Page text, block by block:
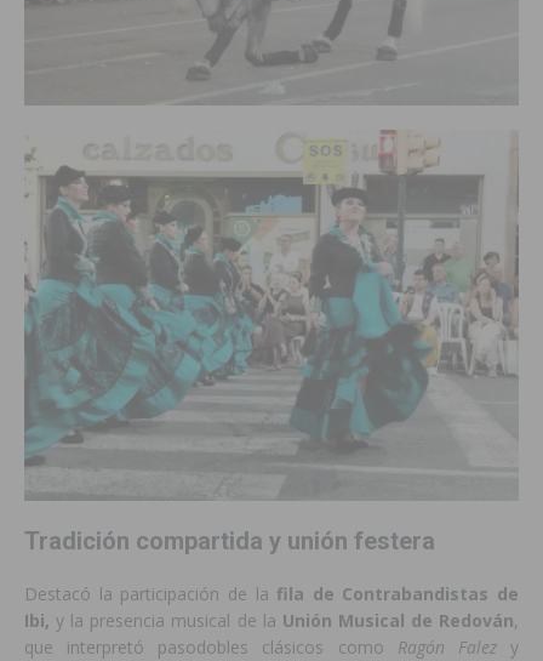
Tradición compartida y unión festera
Destacó la participación de lafila de Contrabandistas de
Ibi, y la presencia musical de la Unión Musical de Redován,
que interpretó pasodobles clásicos como Ragón Falezy